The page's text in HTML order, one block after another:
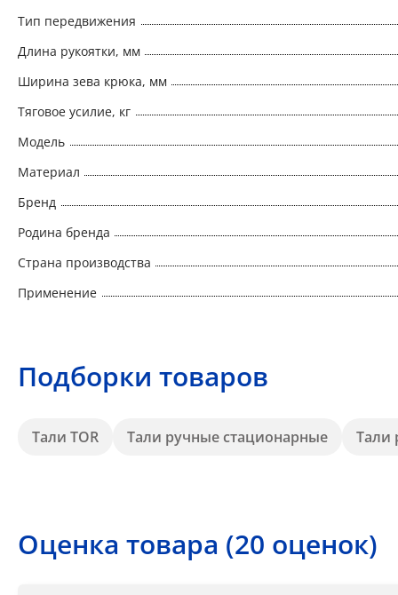
Тип передвижения
Длина рукоятки, мм
Ширина зева крюка, мм
Тяговое усилие, кг
Модель
Материал
Бренд
Родина бренда
Страна производства
Применение
Подборки товаров
Тали TOR Тали ручные стационарные Тали
Оценка товара (20 оценок)